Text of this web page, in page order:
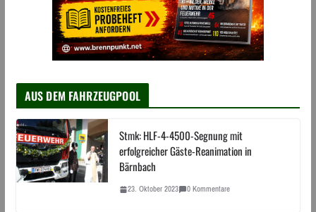
AUS DEM FAHRZEUGPOOL
Stmk: HLF-4-4500-Segnung mit
erfolgreicher Gäste-Reanimation in
Bärnbach
23. Oktober 2023 0 Kommentare